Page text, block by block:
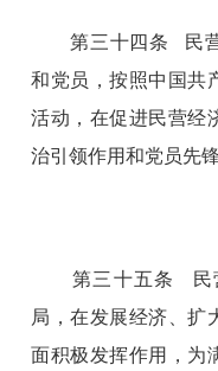
第三十四条 民营
和党员，按照中国共
活动，在促进民营经
治引领作用和党员先
第三十五条 民营
局，在发展经济、扩
面积极发挥作用，为